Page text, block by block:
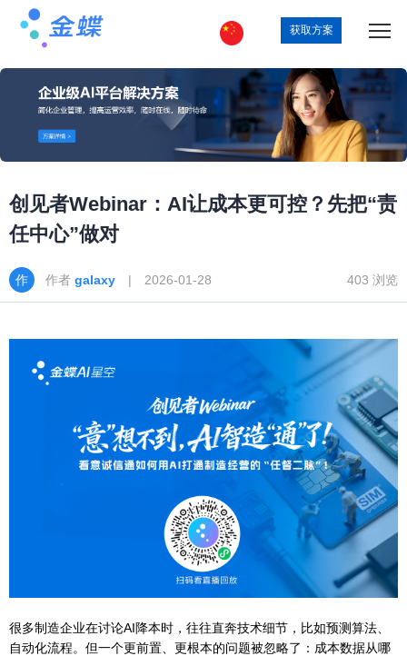
获取方案
创见者Webinar：AI让成本更可控？先把“责
任中心”做对
作者 galaxy | 2026-01-28 403 浏览
很多制造企业在讨论AI降本时，往往直奔技术细节，比如预测算法、
自动化流程。但一个更前置、更根本的问题被忽略了：成本数据从哪